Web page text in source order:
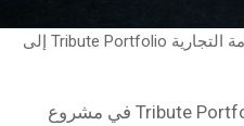
سوديك وماريوت الدولية توقعان اتفاقية لجلب العلامة التجارية Tribute Portfolio إلى
من المقرر أن تطلق ماريوت الدولية فندق Tribute Portfolio في مشروع